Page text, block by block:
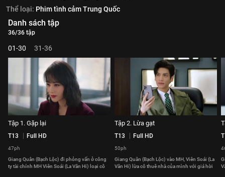
Thể loại: Phim tình cảm Trung Quốc
Danh sách tập
36/36 tập
01-30 31-36
Tập 1. Gặp lại
T13 Full HD
47ph
Giang Quân (Bạch Lộc) đi phỏng vấn ở công
ty tài chính MH Viên Soái (La Vân Hi) loại cô
Tập 2. Lừa gạt
T13 Full HD
50ph
Giang Quân (Bạch Lộc) vào MH, Viên Soái (La
Vân Hi) lừa cô thuê nhà của mình với giá hời